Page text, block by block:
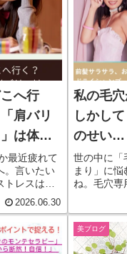
へ行
肩バリ
は体か
最近疲れて
。言いたい
レスは、
「肩バリバ
いった不調
だるさも
取り戻すヒ
2026.06.30
私の毛
しかし
のせい…
世の中に「
まり」に
ね。毛穴専
美ブログ